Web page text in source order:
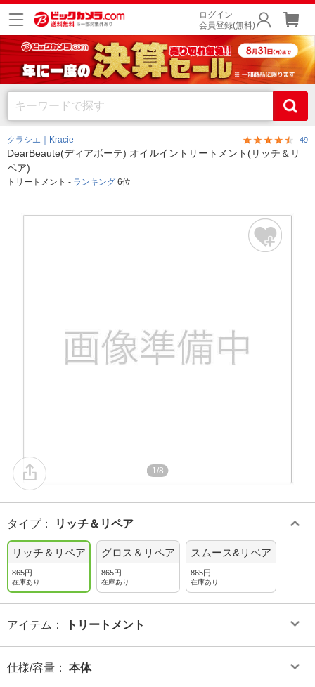
ログイン
会員登録(無料)
クラシエ｜Kracie 49
DearBeaute(ディアボーテ) オイルイントリートメント(リッチ＆リ
ペア)
トリートメント - ランキング 6位
1/8
タイプ： リッチ＆リペア
リッチ＆リペア
865円
在庫あり
グロス＆リペア
865円
在庫あり
スムース&リペア
865円
在庫あり
アイテム ： トリートメント
仕様/容量 ： 本体